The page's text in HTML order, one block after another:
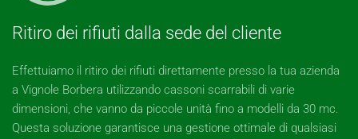
Ritiro dei rifiuti dalla sede del cliente
Effettuiamo il ritiro dei rifiuti direttamente presso la tua azienda
a Vignole Borbera utilizzando cassoni scarrabili di varie
dimensioni, che vanno da piccole unità fino a modelli da 30 mc.
Questa soluzione garantisce una gestione ottimale di qualsiasi